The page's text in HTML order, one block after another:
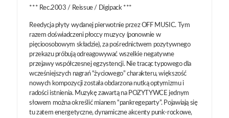
*** Rec.2003 / Reissue / Digipack ***
Reedycja płyty wydanej pierwotnie przez OFF MUSIC. Tym
razem doświadczeni płoccy muzycy (ponownie w
pięcioosobowym składzie), za pośrednictwem pozytywnego
przekazu próbują odreagowywać wszelkie negatywne
przejawy współczesnej egzystencji. Nie tracąc typowego dla
wcześniejszych nagrań “życiowego” charakteru, większość
nowych kompozycji została obdarzona nutką optymizmu i
radości istnienia. Muzykę zawartą na POZYTYWCE jednym
słowem można określić mianem “pankregeparty”. Pojawiają się
tu zatem energetyczne, dynamiczne akcenty punk-rockowe,